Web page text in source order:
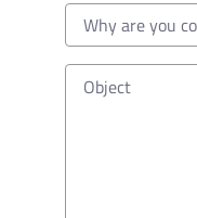
Determinazione
comunitari per
Sottomisura
concessione